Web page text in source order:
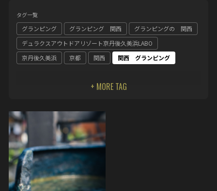
タグ一覧
グランピング グランピング 関西
グランピングの 関西
デュラクスアウトドアリゾート京丹後久美浜LABO
京丹後久美浜
京都 関西 関西 グランピング